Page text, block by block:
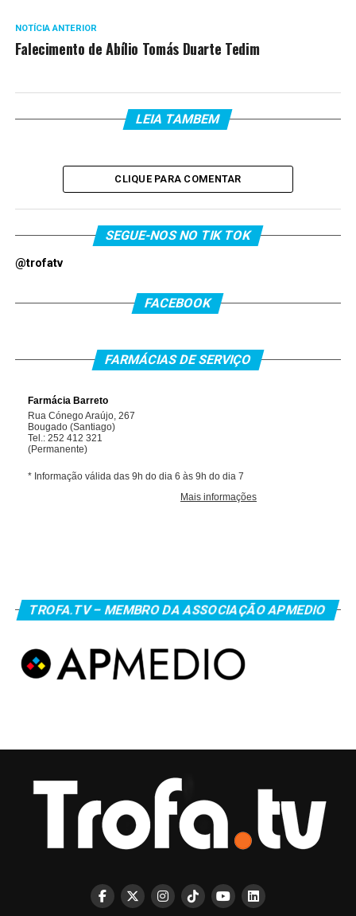
NOTÍCIA ANTERIOR
Falecimento de Abílio Tomás Duarte Tedim
LEIA TAMBEM
CLIQUE PARA COMENTAR
SEGUE-NOS NO TIK TOK
@trofatv
FACEBOOK
FARMÁCIAS DE SERVIÇO
TROFA.TV – MEMBRO DA ASSOCIAÇÃO APMEDIO